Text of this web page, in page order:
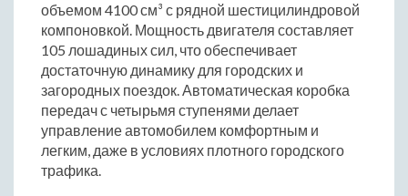
объемом 4100 см³ с рядной шестицилиндровой
компоновкой. Мощность двигателя составляет
105 лошадиных сил, что обеспечивает
достаточную динамику для городских и
загородных поездок. Автоматическая коробка
передач с четырьмя ступенями делает
управление автомобилем комфортным и
легким, даже в условиях плотного городского
трафика.